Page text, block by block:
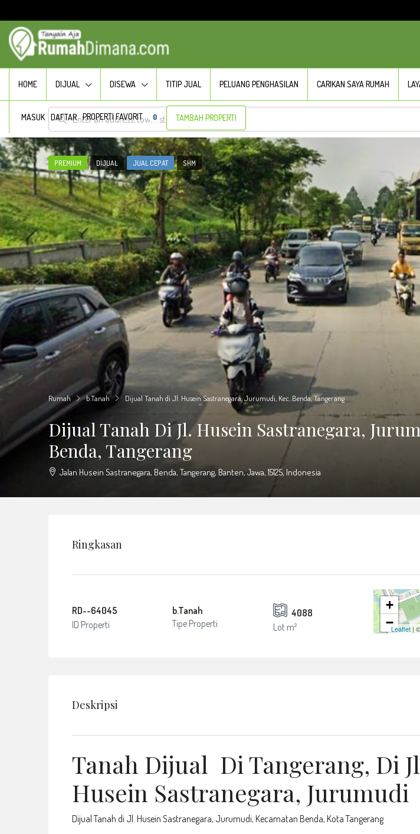
HOME DIJUAL DISEWA TITIP JUAL PELUANG PENGHASILAN CARIKAN SAYA RUMAH
MASUK DAFTAR PROPERTI FAVORIT 0 TAMBAH PROPERTI
PREMIUM DIJUAL JUAL CEPAT SHM
Rumah b.Tanah Dijual Tanah di Jl. Husein Sastranegara, Jurumudi, Kec. Benda, Tangerang
Dijual Tanah Di Jl. Husein Sastranegara,
Benda, Tangerang
Jalan Husein Sastranegara, Benda, Tangerang, Banten, Jawa, 15125, Indonesia
Ringkasan
RD--64045
ID Properti
b.Tanah
Tipe Properti
4088
Lot m²
+
−Leaflet| ©
Deskripsi
Tanah Dijual Di Tangerang, Di
Husein Sastranegara, Jurumudi
Dijual Tanah di Jl. Husein Sastranegara, Jurumudi, Kecamatan Benda, Kota Tangerang